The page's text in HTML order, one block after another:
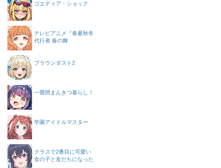
ゴエティア・ショック
テレビアニメ『春夏秋冬
代行者 春の舞
ブラウンダスト2
一畳間まんきつ暮らし！
学園アイドルマスター
クラスで2番目に可愛い
女の子と友だちになった